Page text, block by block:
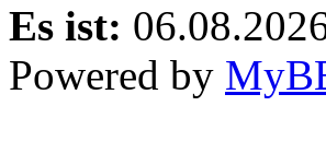
Es ist:
Powered by